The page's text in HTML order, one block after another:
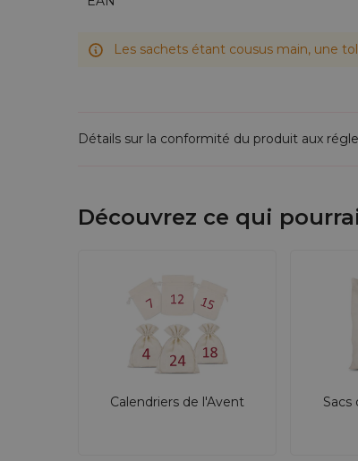
Les sachets étant cousus main, une
Détails sur la conformité du produit aux
Découvrez ce qui
Calendriers de l'Avent
Sacs